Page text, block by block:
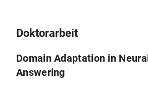
Doktorarbeit
Domain Adaptation in
Answering